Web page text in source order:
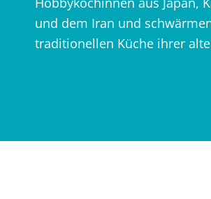
und dem Iran und
traditionellen Küche ihrer